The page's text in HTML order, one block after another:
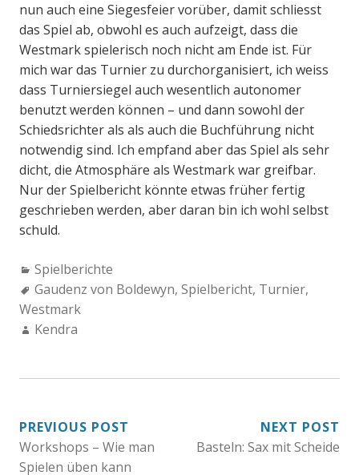
nun auch eine Siegesfeier vorüber, damit schliesst
das Spiel ab, obwohl es auch aufzeigt, dass die
Westmark spielerisch noch nicht am Ende ist. Für
mich war das Turnier zu durchorganisiert, ich weiss
dass Turniersiegel auch wesentlich autonomer
benutzt werden können – und dann sowohl der
Schiedsrichter als als auch die Buchführung nicht
notwendig sind. Ich empfand aber das Spiel als sehr
dicht, die Atmosphäre als Westmark war greifbar.
Nur der Spielbericht könnte etwas früher fertig
geschrieben werden, aber daran bin ich wohl selbst
schuld.
Categories:
Spielberichte
Tags:
Gaudenz von Boldewyn, Spielbericht, Turnier,
Westmark
Author:
Kendra
BEITRAGSNAVIGATION
PREVIOUS POST
Workshops – Wie man
Spielen üben kann
NEXT POST
Basteln: Sax mit Scheide